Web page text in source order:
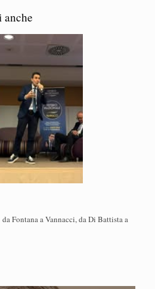
anche
Fontana a Vannacci, da Di Battista a